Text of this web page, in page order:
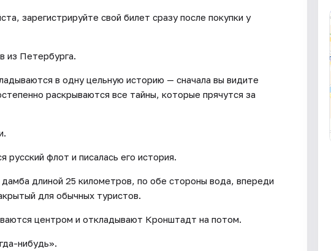
зарегистрируйте свой билет сразу после покупки у
из Петербурга.
в одну цельную историю — сначала вы видите
раскрываются все тайны, которые прячутся за
флот и писалась его история.
длиной 25 километров, по обе стороны вода, впереди
для обычных туристов.
центром и откладывают Кронштадт на потом.
нибудь».